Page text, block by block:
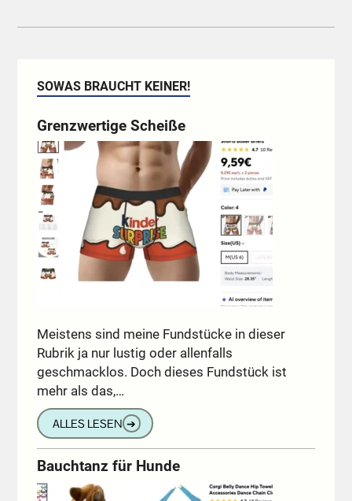
SOWAS BRAUCHT KEINER!
Grenzwertige Scheiße
Meistens sind meine Fundstücke in dieser
Rubrik ja nur lustig oder allenfalls
geschmacklos. Doch dieses Fundstück ist
mehr als das,…
ALLES LESEN ➔
Bauchtanz für Hunde